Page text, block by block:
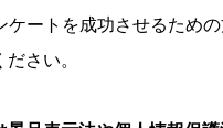
ケートを成功させるため
さい。